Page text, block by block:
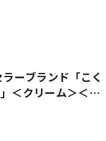
ーブランド「こく
＜クリーム＞＜ビ